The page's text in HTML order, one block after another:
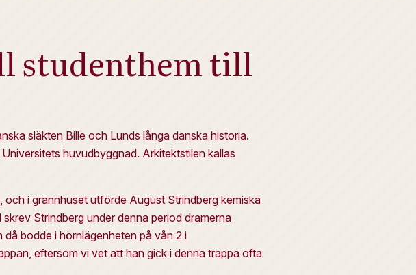
studenthem till
släkten Bille och Lunds långa danska historia.
huvudbyggnad. Arkitektstilen kallas
i grannhuset utförde August Strindberg kemiska
Strindberg under denna period dramerna
bodde i hörnlägenheten på vån 2 i
eftersom vi vet att han gick i denna trappa ofta